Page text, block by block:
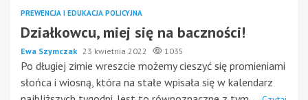
PREWENCJA I EDUKACJA POLICYJNA
Działkowcu, miej się na baczności!
Ewa Szymczak 23 kwietnia 2022 1035
Po długiej zimie wreszcie możemy cieszyć się promieniami
słońca i wiosną, która na stałe wpisała się w kalendarz